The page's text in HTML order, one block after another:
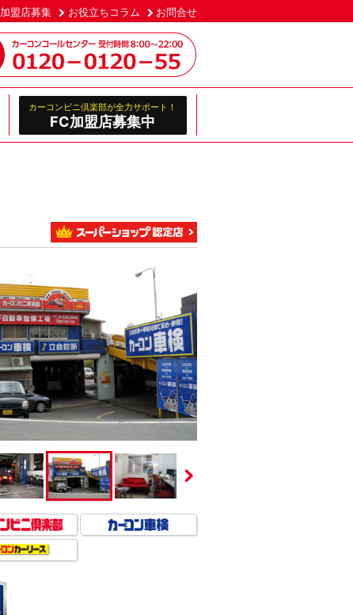
加盟店募集 お役立ちコラム お問合せ
カーコンビニ倶楽部が全力サポート！
FC加盟店募集中